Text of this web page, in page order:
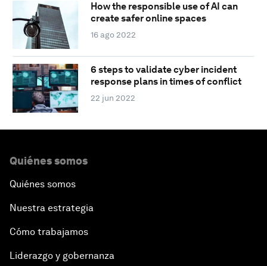
How the responsible use of AI can
create safer online spaces
16 ago 2022
6 steps to validate cyber incident
response plans in times of conflict
22 jun 2022
Quiénes somos
Quiénes somos
Nuestra estrategia
Cómo trabajamos
Liderazgo y gobernanza